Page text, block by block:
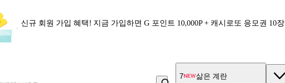
신규 회원 가입 혜택! 지금 가입하면 G 포인트 10,000P + 캐시로또 응모권 10장
7 삶은 계란